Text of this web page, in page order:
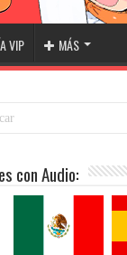
VIP MÁS
con Audio: